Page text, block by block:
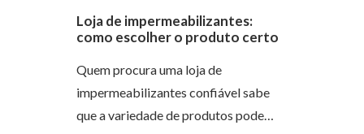
Loja de impermeabilizantes:
como escolher o produto certo
Quem procura uma loja de
impermeabilizantes confiável sabe
que a variedade de produtos pode…